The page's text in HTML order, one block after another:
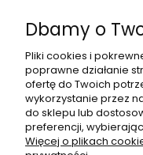
Dbamy o
Pliki cookies i
poprawne działanie
ofertę do Twoich
wykorzystanie przez
do sklepu lub
preferencji,
Więcej o plikach